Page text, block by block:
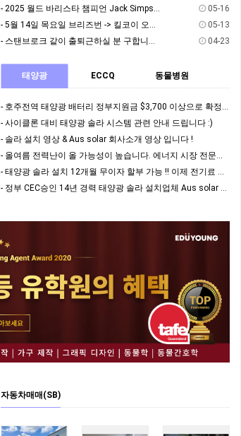
- 2025 월드 바리스타 챔피언 Jack Simpson이 브리즈번에 옵니다! - The Hi…
05-16
- 5월 14일 목요일 브리즈번 -> 킬코이 오일쉐어 구합니다
05-13
- 스탠브로크 같이 출퇴근하실 분 구합니다 (자차x)
04-23
태양광 ECCQ 동물병원
- 호주전역 태양광 배터리 정부지원금 $3,700 이상으로 확정 ! 올해 7월1 일부터 정식 …
- 사이클론 대비 태양광 솔라 시스템 관련 안내 드립니다 :)
- 솔라 설치 영상 & Aus solar 회사소개 영상 입니다 !
- 올여름 전력난이 올 가능성이 높습니다. 에너지 시장 전문가의 경고 .
- 태양광 솔라 설치 12개월 무이자 할부 가능 !! 이제 전기료 걱정 끝 !!
- 정부 CEC승인 14년 경력 태양광 솔라 설치업체 Aus solar energy group
자동차매매(SB)